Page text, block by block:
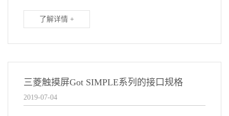
了解详情 +
三菱触摸屏Got SIMPLE系列的接口规格
2019-07-04